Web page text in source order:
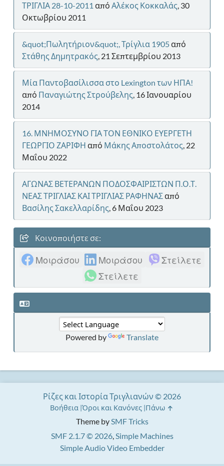
ΤΡΙΓΛΙΑ 28-10-2011 από Αλέκος Κοκκαλάς, 30
Οκτωβρίου 2011
&quot;Πωλητήριον&quot;, Τρίγλια 1905 από
Στάθης Δημητρακός, 21 Σεπτεμβρίου 2013
Μία Παντοβασίλισσα στο Lexington των ΗΠΑ!
από Παναγιώτης Στρούβελης, 16 Ιανουαρίου
2014
16. ΜΝΗΜΟΣΥΝΟ ΓΙΑ ΤΟΝ ΕΘΝΙΚΟ ΕΥΕΡΓΕΤΗ
ΓΕΩΡΓΙΟ ΖΑΡΙΦΗ από Μάκης Αποστολάτος, 22
Μαΐου 2022
ΑΓΩΝΑΣ ΒΕΤΕΡΑΝΩΝ ΠΟΔΟΣΦΑΙΡΙΣΤΩΝ Π.Ο.Τ.
ΝΕΑΣ ΤΡΙΓΛΙΑΣ ΚΑΙ ΤΡΙΓΛΙΑΣ ΡΑΦΗΝΑΣ από
Βασίλης Σακελλαρίδης, 6 Μαΐου 2023
Κοινοποιήστε σε:
Μοιράσου Μοιράσου
Στείλετε
Στείλετε
Powered by Translate
Theme bySMF Tricks
SMF 2.1.7 © 2026,Simple Machines
Simple Audio Video Embedder
Ρίζες και Ιστορία Τριγλιανών © 2026
Βοήθεια Όροι και Κανόνες Πάνω